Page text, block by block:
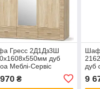
Гресс 2Д1Дз3Ш
дуб
Меблі-Сервіс
₴
дуб
9